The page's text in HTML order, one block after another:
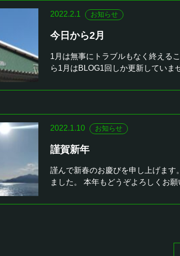
2022.2.1 お知らせ
今日から2月
1月は無事にトラブルもなく終える
ら1月はBLOG1回しか更新していま
2022.1.10 お知らせ
謹賀新年
謹んで新春のお慶びを申し上げます
ました。 本年もどうぞよろしくお